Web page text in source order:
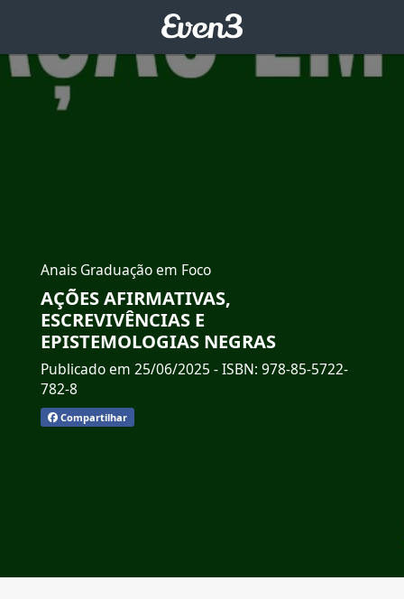
Anais Graduação em Foco
AÇÕES AFIRMATIVAS,
ESCREVIVÊNCIAS E
EPISTEMOLOGIAS NEGRAS
Publicado em 25/06/2025 - ISBN: 978-85-5722-
782-8
Compartilhar